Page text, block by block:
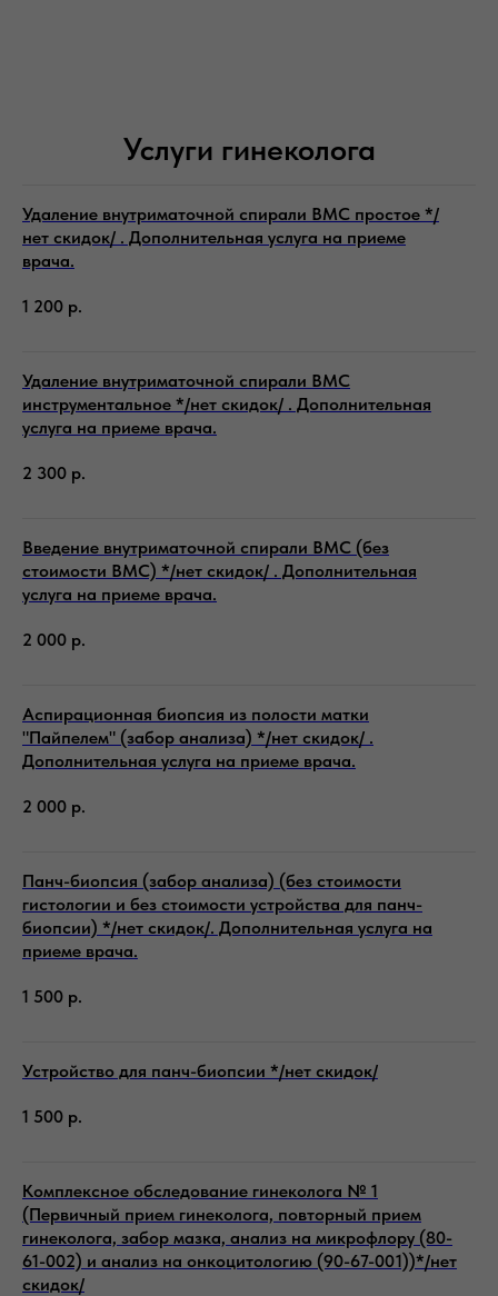
Услуги гинеколога
Удаление внутриматочной спирали ВМС простое */
нет скидок/ . Дополнительная услуга на приеме
врача.
1 200 р.
Удаление внутриматочной спирали ВМС
инструментальное */нет скидок/ . Дополнительная
услуга на приеме врача.
2 300 р.
Введение внутриматочной спирали ВМС (без
стоимости ВМС) */нет скидок/ . Дополнительная
услуга на приеме врача.
2 000 р.
Аспирационная биопсия из полости матки
"Пайпелем" (забор анализа) */нет скидок/ .
Дополнительная услуга на приеме врача.
2 000 р.
Панч-биопсия (забор анализа) (без стоимости
гистологии и без стоимости устройства для панч-
биопсии) */нет скидок/. Дополнительная услуга на
приеме врача.
1 500 р.
Устройство для панч-биопсии */нет скидок/
1 500 р.
Комплексное обследование гинеколога № 1
(Первичный прием гинеколога, повторный прием
гинеколога, забор мазка, анализ на микрофлору (80-
61-002) и анализ на онкоцитологию (90-67-001))*/нет
скидок/